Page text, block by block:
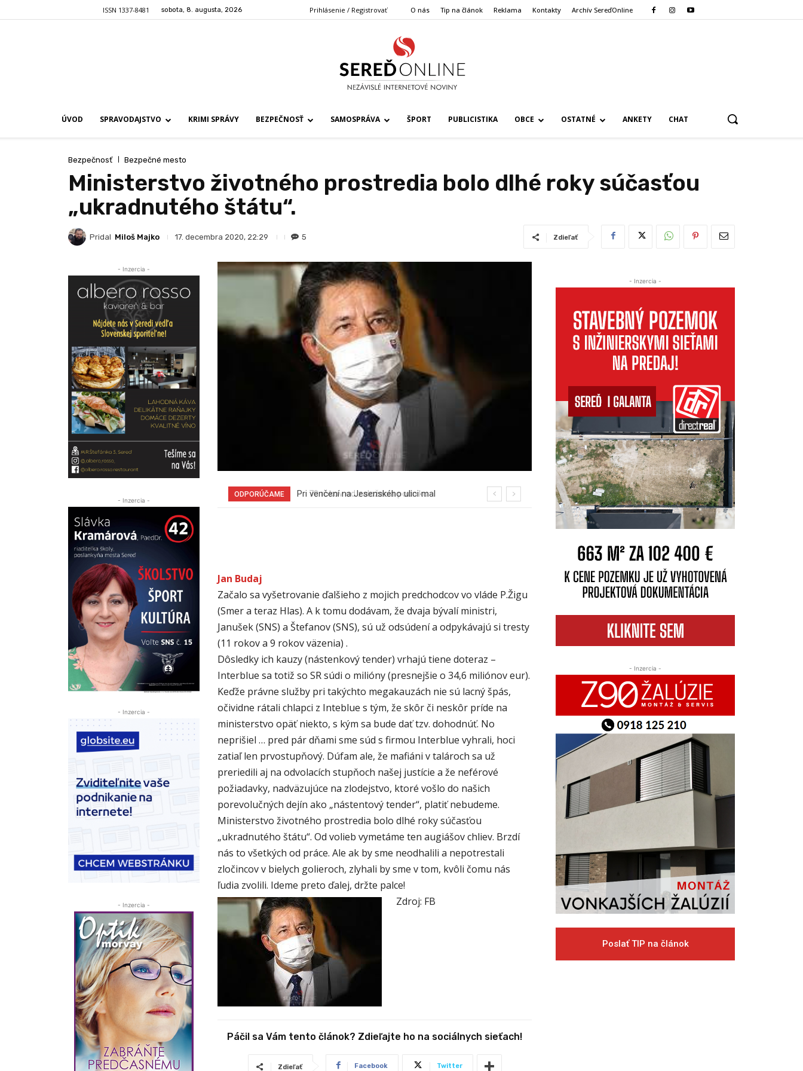
ISSN 1337-8481 sobota, 8. augusta, 2026 Prihlásenie / Registrovať O nás Tip na článok Reklama Kontakty Archív SereďOnline
ÚVOD SPRAVODAJSTVO KRIMI SPRÁVY BEZPEČNOSŤ SAMOSPRÁVA ŠPORT PUBLICISTIKA OBCE OSTATNÉ ANKETY CHAT
Bezpečnosť Bezpečné mesto
Ministerstvo životného prostredia bolo dlhé roky súčasťou
„ukradnutého štátu“.
Pridal Miloš Majko 17. decembra 2020, 22:29 5 Zdieľať
- Inzercia -
- Inzercia -
- Inzercia -
- Inzercia -
ODPORÚČAME
70 rokov od založenia podniku
Jan Budaj
Začalo sa vyšetrovanie ďalšieho z mojich predchodcov vo vláde P.Žigu
(Smer a teraz Hlas). A k tomu dodávam, že dvaja bývalí ministri,
Janušek (SNS) a Štefanov (SNS), sú už odsúdení a odpykávajú si tresty
(11 rokov a 9 rokov väzenia) .
Dôsledky ich kauzy (nástenkový tender) vrhajú tiene doteraz –
Interblue sa totiž so SR súdi o milióny (presnejšie o 34,6 miliónov eur).
Keďže právne služby pri takýchto megakauzách nie sú lacný špás,
očividne rátali chlapci z Inteblue s tým, že skôr či neskôr príde na
ministerstvo opäť niekto, s kým sa bude dať tzv. dohodnúť. No
neprišiel … pred pár dňami sme súd s firmou Interblue vyhrali, hoci
zatiaľ len prvostupňový. Dúfam ale, že mafiáni v talároch sa už
preriedili aj na odvolacích stupňoch našej justície a že neférové
požiadavky, nadväzujúce na zlodejstvo, ktoré vošlo do našich
porevolučných dejín ako „nástentový tender“, platiť nebudeme.
Ministerstvo životného prostredia bolo dlhé roky súčasťou
„ukradnutého štátu“. Od volieb vymetáme ten augiášov chliev. Brzdí
nás to všetkých od práce. Ale ak by sme neodhalili a nepotrestali
zločincov v bielych golieroch, zlyhali by sme v tom, kvôli čomu nás
ľudia zvolili. Ideme preto ďalej, držte palce!
Zdroj: FB
Páčil sa Vám tento článok? Zdieľajte ho na sociálnych sieťach!
Zdieľať Facebook Twitter
- Inzercia -
- Inzercia -
Poslať TIP na článok